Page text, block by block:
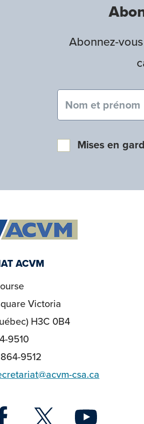
Abonnez-
Nom et prénom
Mises en
ACVM
Victoria
H3C 0B4
9510
9512
csa.ca